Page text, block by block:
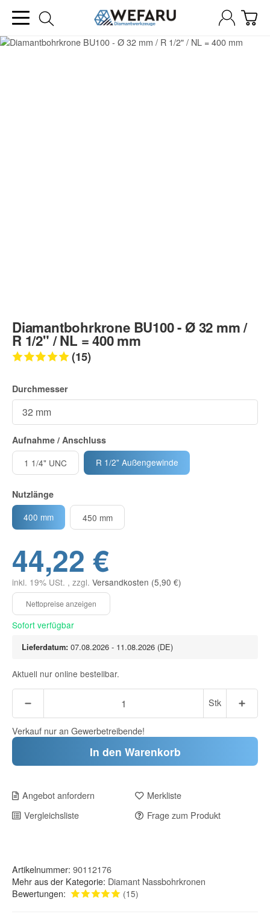
Diamantbohrkrone BU100 - Ø 32 mm /
R 1/2" / NL = 400 mm
(15)
Durchmesser
Aufnahme / Anschluss
1 1/4" UNC
R 1/2" Außengewinde
Nutzlänge
400 mm
450 mm
44,22 €
inkl. 19% USt. , zzgl. Versandkosten (5,90 €)
Sofort verfügbar
Lieferdatum: 07.08.2026 - 11.08.2026 (DE)
Aktuell nur online bestellbar.
Stk
Verkauf nur an Gewerbetreibende!
In den Warenkorb
Angebot anfordern
Merkliste
Vergleichsliste
Frage zum Produkt
Artikelnummer: 90112176
Mehr aus der Kategorie: Diamant Nassbohrkronen
Bewertungen:
(15)